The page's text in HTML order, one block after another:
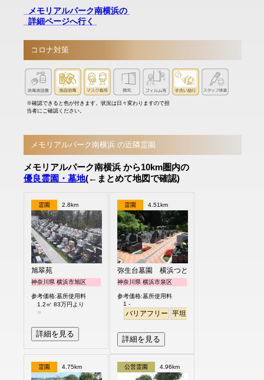
メモリアルパーク南横浜の
詳細ページへ行く
コロナ対策
※確認できると色が付きます。状況は日々変わりますので担
当者にご確認ください。
メモリアルパーク南横浜 の近隣霊園
メモリアルパーク南横浜 から10km圏内の
優良霊園・墓地(←まとめて地図で確認)
霊園 2.8km
旭翠苑
神奈川県 横浜市旭区
参考価格:墓所使用料
1.2㎡ 83万円より
詳細を見る
霊園 4.51km
弥生台墓園 横浜つどいの森
神奈川県 横浜市泉区
参考価格:墓所使用料
1 -
バリアフリー 平坦
詳細を見る
霊園 4.75km 公営霊園 4.96km